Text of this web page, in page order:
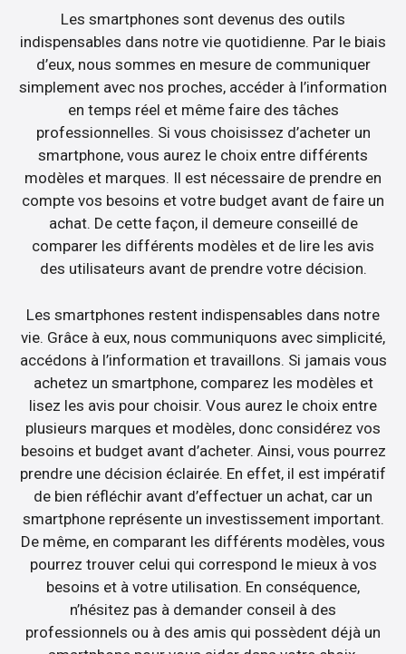
Les smartphones sont devenus des outils
indispensables dans notre vie quotidienne. Par le biais
d’eux, nous sommes en mesure de communiquer
simplement avec nos proches, accéder à l’information
en temps réel et même faire des tâches
professionnelles. Si vous choisissez d’acheter un
smartphone, vous aurez le choix entre différents
modèles et marques. Il est nécessaire de prendre en
compte vos besoins et votre budget avant de faire un
achat. De cette façon, il demeure conseillé de
comparer les différents modèles et de lire les avis
des utilisateurs avant de prendre votre décision.
Les smartphones restent indispensables dans notre
vie. Grâce à eux, nous communiquons avec simplicité,
accédons à l’information et travaillons. Si jamais vous
achetez un smartphone, comparez les modèles et
lisez les avis pour choisir. Vous aurez le choix entre
plusieurs marques et modèles, donc considérez vos
besoins et budget avant d’acheter. Ainsi, vous pourrez
prendre une décision éclairée. En effet, il est impératif
de bien réfléchir avant d’effectuer un achat, car un
smartphone représente un investissement important.
De même, en comparant les différents modèles, vous
pourrez trouver celui qui correspond le mieux à vos
besoins et à votre utilisation. En conséquence,
n’hésitez pas à demander conseil à des
professionnels ou à des amis qui possèdent déjà un